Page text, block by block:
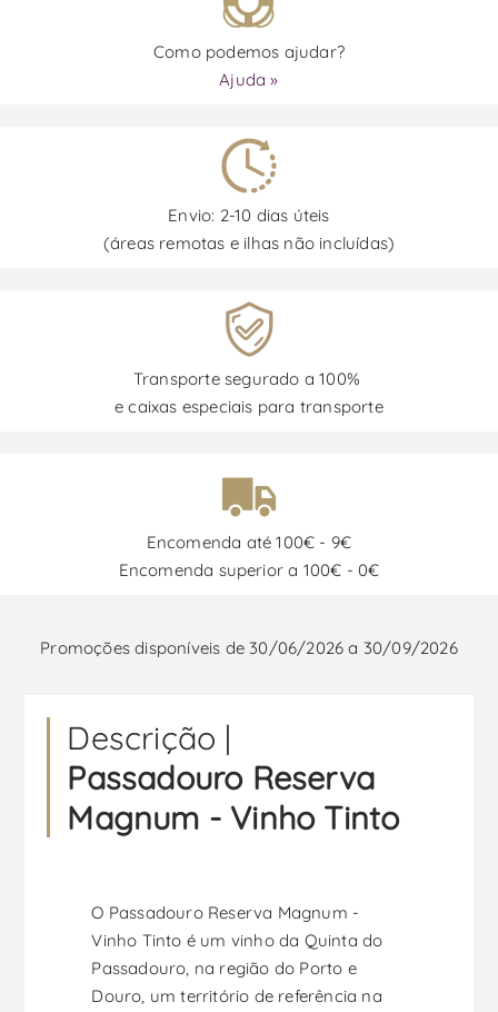
Como podemos ajudar?
Ajuda »
Envio: 2-10 dias úteis
(áreas remotas e ilhas não incluídas)
Transporte segurado a 100%
e caixas especiais para transporte
Encomenda até 100€ - 9€
Encomenda superior a 100€ - 0€
Promoções disponíveis de 30/06/2026 a 30/09/2026
Descrição |
Passadouro Reserva
Magnum - Vinho Tinto
O Passadouro Reserva Magnum -
Vinho Tinto é um vinho da Quinta do
Passadouro, na região do Porto e
Douro, um território de referência na